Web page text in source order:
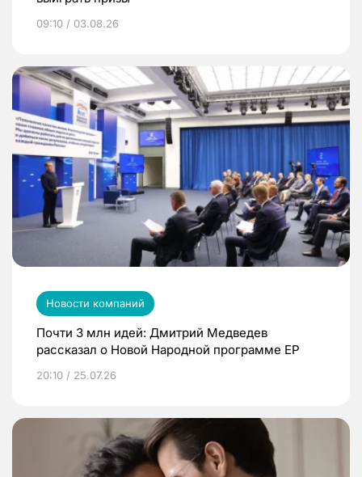
09:10 / 03.08.26
Новости компаний
Почти 3 млн идей: Дмитрий Медведев
рассказал о Новой Народной программе ЕР
20:10 / 25.07.26